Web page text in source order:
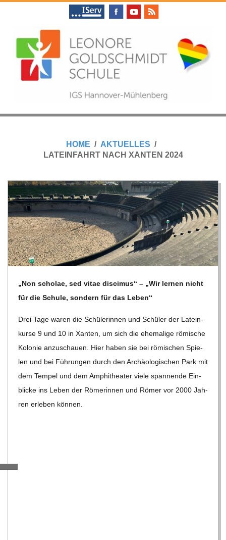
L
N
O
R
E
G
O
L
D
C
HOME
AKTUELLES
LATEINFAHRT NACH XANTEN 2024
„Non scho­lae, sed vitae disci­mus“ – „Wir ler­nen nicht
für die Schule, son­dern für das Leben“
Drei Tage waren die Schü­le­rin­nen und Schü­ler der Latein­
kurse 9 und 10 in Xan­ten, um sich die ehe­ma­lige römi­sche
Kolo­nie anzu­schauen. Hier haben sie bei römi­schen Spie­
len und bei Füh­run­gen durch den Archäo­lo­gi­schen Park mit
dem Tem­pel und dem Amphi­thea­ter viele span­nende Ein­
bli­cke ins Leben der Röme­rin­nen und Römer vor 2000 Jah­
ren erle­ben können.